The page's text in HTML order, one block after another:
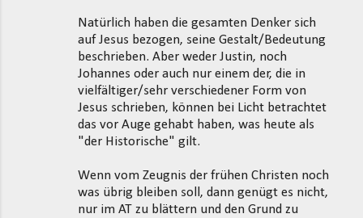
Natürlich haben die gesamten Denker sich
auf Jesus bezogen, seine Gestalt/Bedeutung
beschrieben. Aber weder Justin, noch
Johannes oder auch nur einem der, die in
vielfältiger/sehr verschiedener Form von
Jesus schrieben, können bei Licht betrachtet
das vor Auge gehabt haben, was heute als
"der Historische" gilt.
Wenn vom Zeugnis der frühen Christen noch
was übrig bleiben soll, dann genügt es nicht,
nur im AT zu blättern und den Grund zu